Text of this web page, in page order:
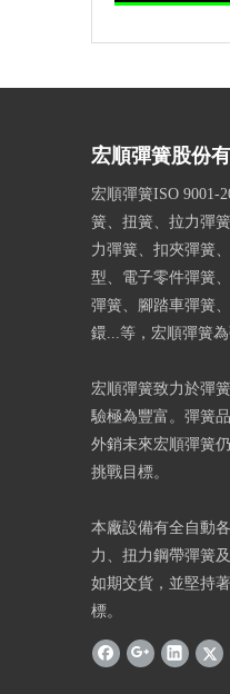
宏順彈簧股份
宏順彈簧ISO 9001-
簧、扭簧、拉力彈
力彈簧、扣夾彈簧
型、電子零件彈簧
彈簧、腳踏車彈簧
鐶...等，宏順彈簧
宏順彈簧致力於彈
驗極為豐富。彈簧
外銷未來宏順彈簧
挑戰目標。
本廠設備有全自動
力、扭力鋼帶彈簧
如期交貨，並堅持
標。